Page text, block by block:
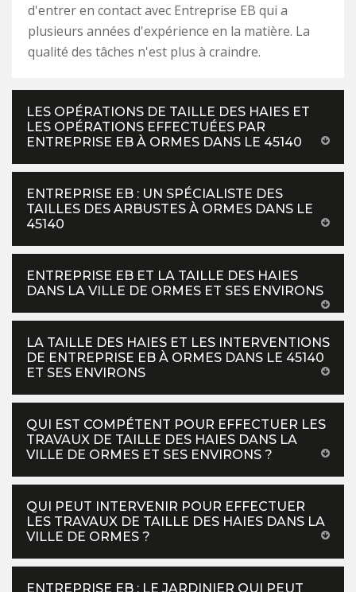
d'entrer en contact avec Entreprise EB qui a
plusieurs années d'expérience en la matière. La
qualité des tâches n'est plus à craindre.
LES OPÉRATIONS DE TAILLE DES HAIES ET
LES OPÉRATIONS EFFECTUÉES PAR
ENTREPRISE EB À ORMES DANS LE 45140
ENTREPRISE EB : UN SPÉCIALISTE DES
TAILLES DES ARBUSTES À ORMES DANS LE
45140
ENTREPRISE EB ET LA TAILLE DES HAIES
DANS LA VILLE DE ORMES ET SES ENVIRONS
LA TAILLE DES HAIES ET LES INTERVENTIONS
DE ENTREPRISE EB À ORMES DANS LE 45140
ET SES ENVIRONS
QUI EST COMPÉTENT POUR EFFECTUER LES
TRAVAUX DE TAILLE DES HAIES DANS LA
VILLE DE ORMES ET SES ENVIRONS ?
QUI PEUT INTERVENIR POUR EFFECTUER
LES TRAVAUX DE TAILLE DES HAIES DANS LA
VILLE DE ORMES ?
ENTREPRISE EB : LE JARDINIER QUI PEUT